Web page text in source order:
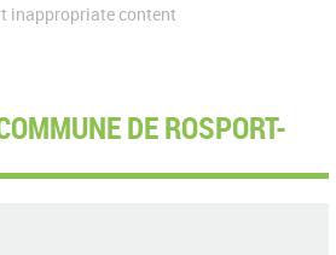
inappropriate content
DE ROSPORT-